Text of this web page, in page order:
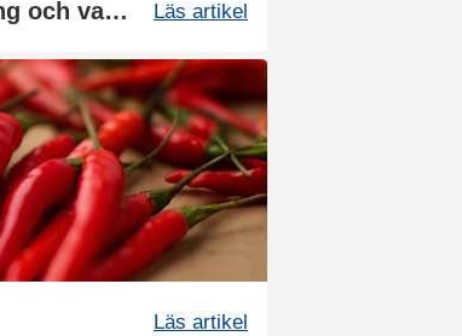
Allt om att deffa: kost, träning och vanliga misstag Läs artikel
Läs artikel